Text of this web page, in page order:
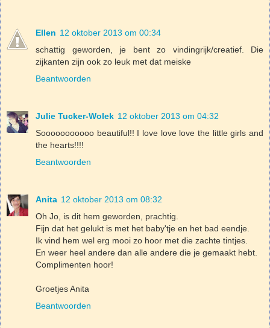
Ellen 12 oktober 2013 om 00:34
schattig geworden, je bent zo vindingrijk/creatief. Die
zijkanten zijn ook zo leuk met dat meiske
Beantwoorden
Julie Tucker-Wolek 12 oktober 2013 om 04:32
Sooooooooooo beautiful!! I love love love the little girls and
the hearts!!!!
Beantwoorden
Anita 12 oktober 2013 om 08:32
Oh Jo, is dit hem geworden, prachtig.
Fijn dat het gelukt is met het baby'tje en het bad eendje.
Ik vind hem wel erg mooi zo hoor met die zachte tintjes.
En weer heel andere dan alle andere die je gemaakt hebt.
Complimenten hoor!
Groetjes Anita
Beantwoorden